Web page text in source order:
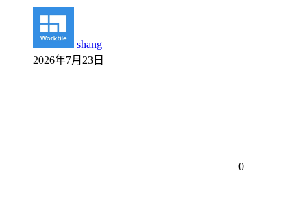
shang
2026年7月23日
0